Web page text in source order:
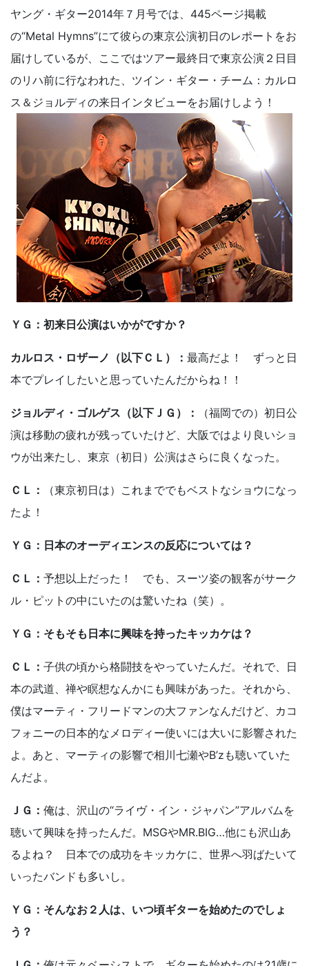
ヤング・ギター2014年７月号では、445ページ掲載
の“Metal Hymns”にて彼らの東京公演初日のレポートをお
届けしているが、ここではツアー最終日で東京公演２日目
のリハ前に行なわれた、ツイン・ギター・チーム：カルロ
ス＆ジョルディの来日インタビューをお届けしよう！
ＹＧ：初来日公演はいかがですか？
カルロス・ロザーノ（以下ＣＬ）： 最高だよ！ ずっと日
本でプレイしたいと思っていたんだからね！！
ジョルディ・ゴルゲス（以下ＪＧ）：
（福岡での）初日公
演は移動の疲れが残っていたけど、大阪ではより良いショ
ウが出来たし、東京（初日）公演はさらに良くなった。
ＣＬ：
（東京初日は）これまででもベストなショウになっ
たよ！
ＹＧ：日本のオーディエンスの反応については？
ＣＬ： 予想以上だった！ でも、スーツ姿の観客がサーク
ル・ピットの中にいたのは驚いたね（笑）。
ＹＧ：そもそも日本に興味を持ったキッカケは？
ＣＬ： 子供の頃から格闘技をやっていたんだ。それで、日
本の武道、禅や瞑想なんかにも興味があった。それから、
僕はマーティ・フリードマンの大ファンなんだけど、カコ
フォニーの日本的なメロディー使いには大いに影響された
よ。あと、マーティの影響で相川七瀬やB’zも聴いていた
んだよ。
ＪＧ： 俺は、沢山の“ライヴ・イン・ジャパン”アルバムを
聴いて興味を持ったんだ。MSGやMR.BIG…他にも沢山あ
るよね？ 日本での成功をキッカケに、世界へ羽ばたいて
いったバンドも多いし。
ＹＧ：そんなお２人は、いつ頃ギターを始めたのでしょ
う？